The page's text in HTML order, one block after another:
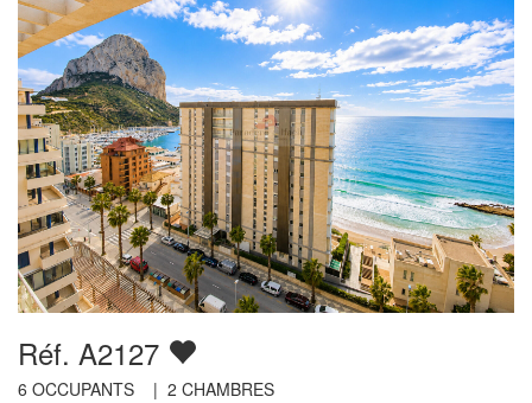
Réf. A2127
6 OCCUPANTS | 2 CHAMBRES